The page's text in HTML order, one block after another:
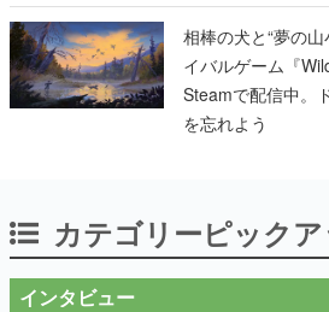
相棒の犬と“夢の
イバルゲーム『
Steamで配信中。
を忘れよう
カテゴリーピック
インタビュー